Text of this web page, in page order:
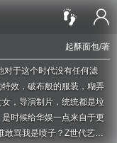
起酥面包/著
对于这个时代没有任何滤
效，破布般的服装，糊弄
，导演制片，统统都是垃
时候给华娱一点来自于更
敢骂我是喷子？ Z世代艺术